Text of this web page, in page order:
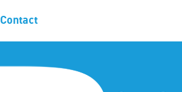
Contact